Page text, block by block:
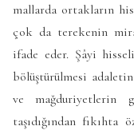
mallarda ortakların
çok da terekenin
ifade eder. Şâyi
bölüştürülmesi adaletin
ve mağduriyetlerin
taşıdığından